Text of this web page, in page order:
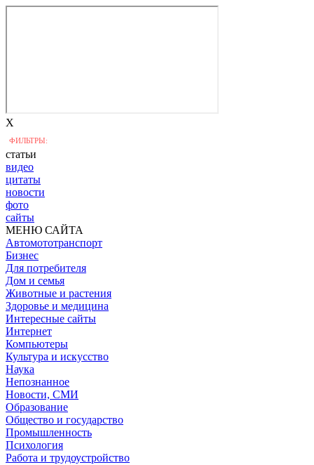
X
ФИЛЬТРЫ:
статьи
видео
цитаты
новости
фото
сайты
МЕНЮ САЙТА
Автомототранспорт
Бизнес
Для потребителя
Дом и семья
Животные и растения
Здоровье и медицина
Интересные сайты
Интернет
Компьютеры
Культура и искусство
Наука
Непознанное
Новости, СМИ
Образование
Общество и государство
Промышленность
Психология
Работа и трудоустройство